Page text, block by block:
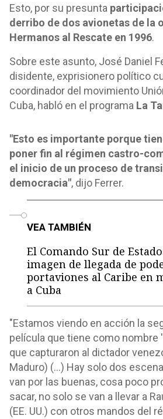
Esto, por su presunta
derribo de dos avionetas de la
Hermanos al Rescate en 1996.
Sobre este asunto, José Daniel
disidente, exprisionero político
coordinador del movimiento
Cuba, habló en el programa La
"Esto es importante porque
poner fin al régimen castro-
el inicio de un proceso de
democracia", dijo Ferrer.
VEA TAMBIÉN
El Comando Sur de
imagen de llegada de
portaviones al Caribe en
a Cuba
"Estamos viendo en acción la
película que tiene como nombre
que capturaron al dictador
Maduro) (...) Hay solo dos
van por las buenas, cosa poco
sacar, no solo se van a llevar a
(EE. UU.) con otros mandos del